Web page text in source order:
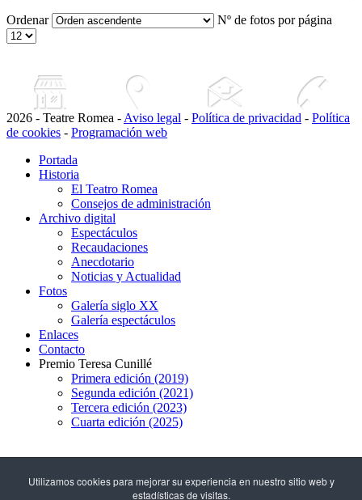
Ordenar Nº de fotos por página
2026 - Teatre Romea - Aviso legal - Política de privacidad - Política
de cookies - Programación web
Portada
Historia
El Teatro Romea
Consejos de administración
Archivo digital
Espectáculos
Recaudaciones
Anecdotario
Noticias y Actualidad
Fotos
Galería siglo XX
Galería espectáculos
Enlaces
Contacto
Premio Teresa Cunillé
Primera edición (2019)
Segunda edición (2021)
Tercera edición (2023)
Cuarta edición (2025)
Utilizamos cookies para mejorar su experiencia en nuestro sitio web y
estadísticas de visitas.